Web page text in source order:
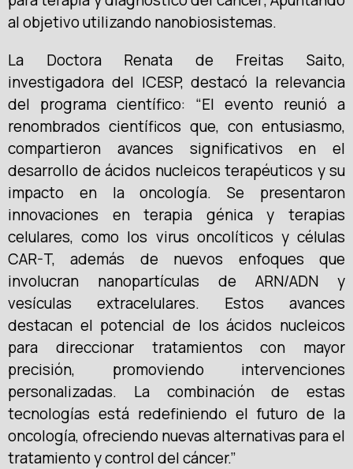
al objetivo utilizando nanobiosistemas.
La Doctora Renata de Freitas Saito,
investigadora del ICESP, destacó la relevancia
del programa científico: “El evento reunió a
renombrados científicos que, con entusiasmo,
compartieron avances significativos en el
desarrollo de ácidos nucleicos terapéuticos y su
impacto en la oncología. Se presentaron
innovaciones en terapia génica y terapias
celulares, como los virus oncolíticos y células
CAR-T, además de nuevos enfoques que
involucran nanopartículas de ARN/ADN y
vesículas extracelulares. Estos avances
destacan el potencial de los ácidos nucleicos
para direccionar tratamientos con mayor
precisión, promoviendo intervenciones
personalizadas. La combinación de estas
tecnologías está redefiniendo el futuro de la
oncología, ofreciendo nuevas alternativas para el
tratamiento y control del cáncer.”